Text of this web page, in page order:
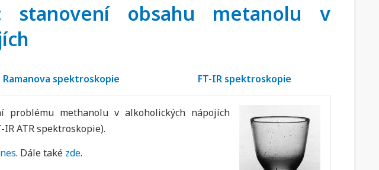
stanovení obsahu metanolu v
Ramanova spektroskopie FT-IR spektroskopie
methanolu v alkoholických nápojích
ATR spektroskopie).
. Dále také zde.